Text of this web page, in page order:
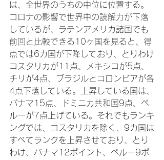
は、全世界のうちの中位に位置する。
コロナの影響で世界中の読解力が下落
しているが、ラテンアメリカ諸国でも
前回と比較できる10ヶ国を見ると、得
点では6カ国が下降しており、とりわけ
コスタリカが11点、メキシコが5点、
チリが4点、ブラジルとコロンビアが各
4点下落している。上昇している国は、
パナマ15点、ドミニカ共和国9点、ペ
ルーが7点上げている。それでもランキ
ングでは、コスタリカを除く、9カ国は
すべてランクを上昇させており、とり
わけ、パナマ12ポイント、ペルー9ポ